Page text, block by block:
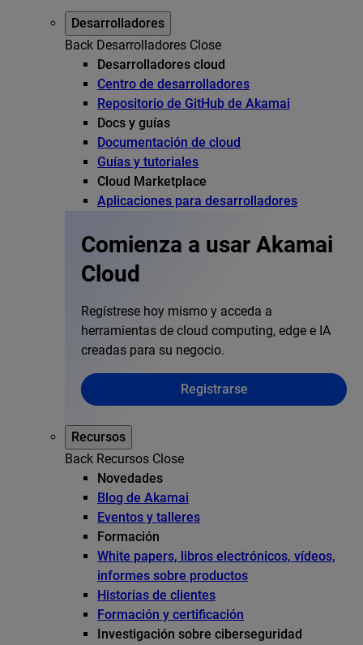
Desarrolladores
Back Desarrolladores Close
Desarrolladores cloud
Centro de desarrolladores
Repositorio de GitHub de Akamai
Docs y guías
Documentación de cloud
Guías y tutoriales
Cloud Marketplace
Aplicaciones para desarrolladores
Comienza a usar Akamai
Cloud
Regístrese hoy mismo y acceda a
herramientas de cloud computing, edge e IA
creadas para su negocio.
Registrarse
Recursos
Back Recursos Close
Novedades
Blog de Akamai
Eventos y talleres
Formación
White papers, libros electrónicos, vídeos,
informes sobre productos
Historias de clientes
Formación y certificación
Investigación sobre ciberseguridad